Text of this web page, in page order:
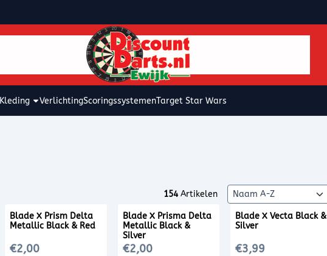
Kleding VerlichtingScoringssystemenTarget Star Wars
154 Artikelen Sorteermethode
Blade X Prism Delta
Metallic Black & Red
Prijs: 2,00
€2,00
Blade X Prisma Delta
Metallic Black &
Silver
Prijs: 2,00
€2,00
Blade X Vecta Black &
Silver
Prijs: 3,99
€3,99